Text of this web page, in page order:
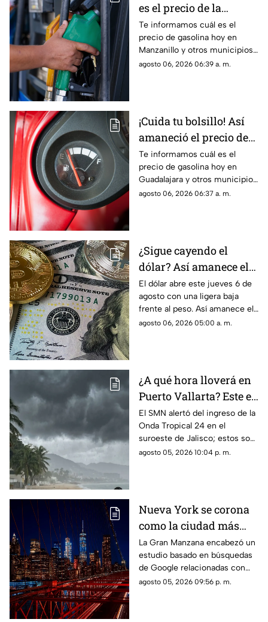
es el precio de la
gasolina en Colima
HOY
Te informamos cuál es el
precio de gasolina hoy en
Manzanillo y otros municipios
del estado de Colima para este
agosto 06, 2026 06:39 a. m.
¡Cuida tu bolsillo! Así
amaneció el precio de
la gasolina en Jalisco
HOY
Te informamos cuál es el
precio de gasolina hoy en
Guadalajara y otros municipios
del estado de Jalisco para este
agosto 06, 2026 06:37 a. m.
¿Sigue cayendo el
dólar? Así amanece el
precio en Guadalajara
este 6 de agosto
El dólar abre este jueves 6 de
agosto con una ligera baja
frente al peso. Así amanece el
tipo de cambio en Guadalajara
agosto 06, 2026 05:00 a. m.
¿A qué hora lloverá en
Puerto Vallarta? Este es
el pronóstico del clima
para este 6 de agosto
El SMN alertó del ingreso de la
Onda Tropical 24 en el
suroeste de Jalisco; estos son
los cambios en el clima
agosto 05, 2026 10:04 p. m.
Nueva York se corona
como la ciudad más
romántica de Estados
Unidos
La Gran Manzana encabezó un
estudio basado en búsquedas
de Google relacionadas con
citas, restaurantes, propuestas
agosto 05, 2026 09:56 p. m.